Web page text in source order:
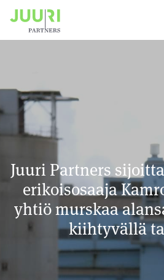
Juuri Partners
erikoisosaaja
yhtiö murskaa
kiihtyvällä